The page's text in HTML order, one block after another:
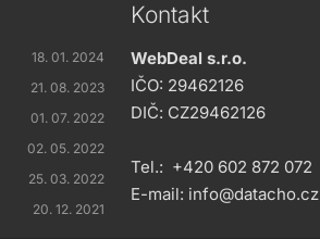
18. 01. 2024
21. 08. 2023
01. 07. 2022
02. 05. 2022
25. 03. 2022
20. 12. 2021
Kontakt
WebDeal s.r.o.
IČO: 29462126
DIČ: CZ29462126
Tel.: +420 602 872 072
E-mail: info@datacho.cz